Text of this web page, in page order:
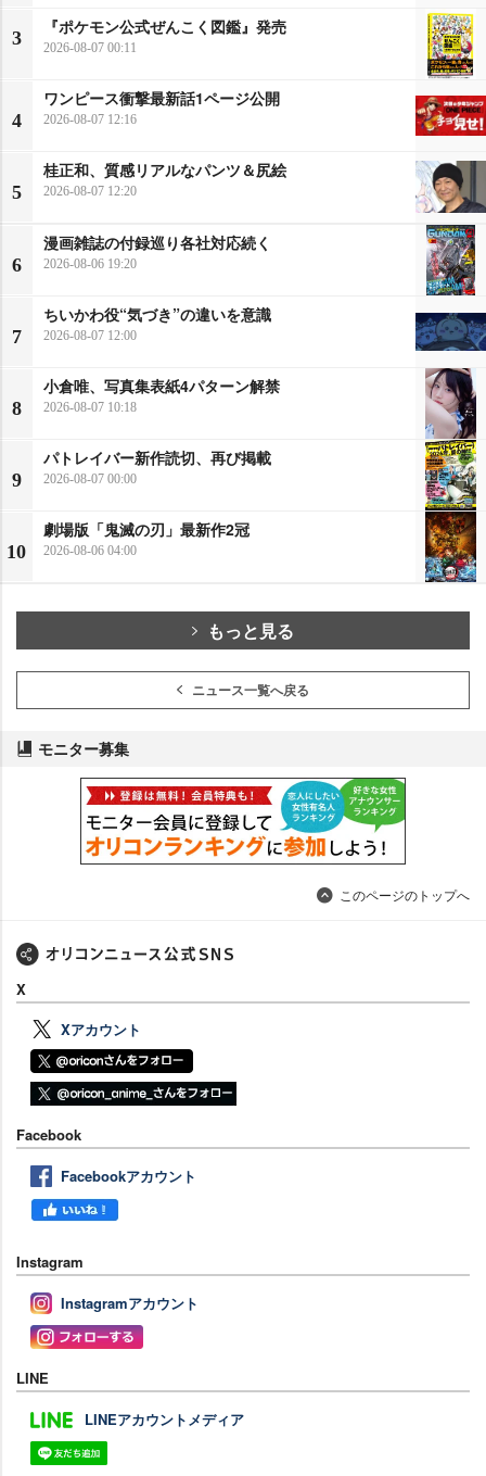
3
『ポケモン公式ぜんこく図鑑』発売
2026-08-07 00:11
4
ワンピース衝撃最新話1ページ公開
2026-08-07 12:16
5
桂正和、質感リアルなパンツ＆尻絵
2026-08-07 12:20
6
漫画雑誌の付録巡り各社対応続く
2026-08-06 19:20
7
ちいかわ役“気づき”の違いを意識
2026-08-07 12:00
8
小倉唯、写真集表紙4パターン解禁
2026-08-07 10:18
9
パトレイバー新作読切、再び掲載
2026-08-07 00:00
10
劇場版「鬼滅の刃」最新作2冠
2026-08-06 04:00
もっと見る
ニュース一覧へ戻る
モニター募集
このページのトップへ
X
Xアカウント
Facebook
Facebookアカウント
Instagram
Instagramアカウント
LINE
LINEアカウントメディア